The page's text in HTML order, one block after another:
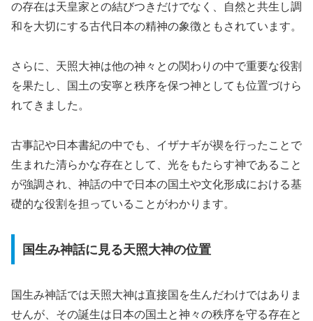
の存在は天皇家との結びつきだけでなく、自然と共生し調
和を大切にする古代日本の精神の象徴ともされています。
さらに、天照大神は他の神々との関わりの中で重要な役割
を果たし、国土の安寧と秩序を保つ神としても位置づけら
れてきました。
古事記や日本書紀の中でも、イザナギが禊を行ったことで
生まれた清らかな存在として、光をもたらす神であること
が強調され、神話の中で日本の国土や文化形成における基
礎的な役割を担っていることがわかります。
国生み神話に見る天照大神の位置
国生み神話では天照大神は直接国を生んだわけではありま
せんが、その誕生は日本の国土と神々の秩序を守る存在と